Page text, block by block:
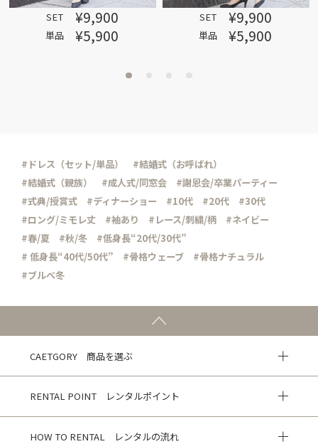
SET ¥9,900
単品 ¥5,900
SET ¥9,900
単品 ¥5,900
#ドレス（セット/単品）
#結婚式（お呼ばれ）
#結婚式（親族）
#成人式/同窓会
#謝恩会/卒業パーティー
#式典/授賞式
#ディナーショー #10代 #20代
#30代
#ロング/ミモレ丈
#袖あり #レース/刺繍/柄
#ネイビー
#春/夏
#秋/冬
#低身長“20代/30代”
# 低身長“40代/50代”
#骨格ウェーブ
#骨格ナチュラル
#ブルべ冬
CAETGORY 商品を選ぶ
RENTAL POINT レンタルポイント
HOW TO RENTAL レンタルの流れ